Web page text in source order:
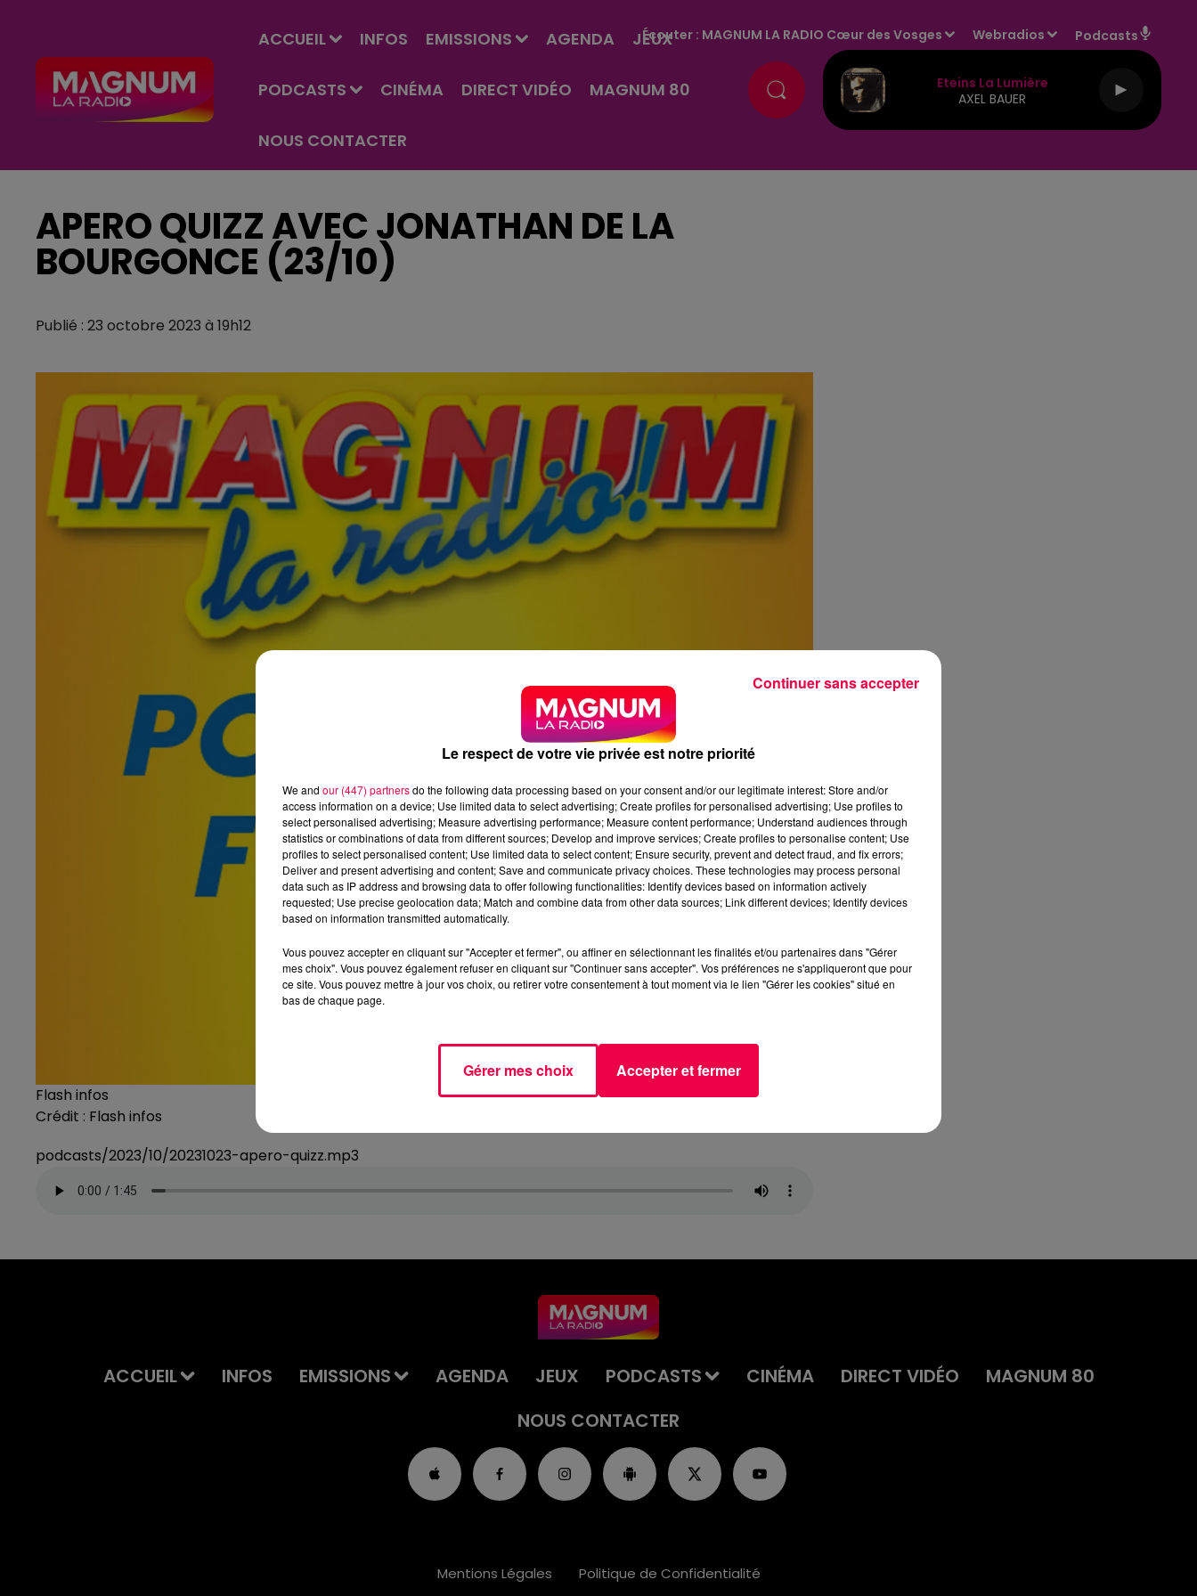
ACCUEIL INFOS EMISSIONS AGENDA JEUX
PODCASTS CINÉMA DIRECT VIDÉO MAGNUM 80
NOUS CONTACTER
Écouter : MAGNUM LA RADIO Cœur des Vosges Webradios Podcasts
Eteins La Lumière
AXEL BAUER
APERO QUIZZ AVEC JONATHAN DE LA
BOURGONCE (23/10)
Publié : 23 octobre 2023 à 19h12
Flash infos
Crédit : Flash infos
podcasts/2023/10/20231023-apero-quizz.mp3
ACCUEIL INFOS EMISSIONS AGENDA JEUX PODCASTS CINÉMA DIRECT VIDÉO
MAGNUM 80
NOUS CONTACTER
Mentions Légales Politique de Confidentialité
Le respect de votre vie privée est notre priorité
We and our (447) partnersdo the following data processing based on your consent and/or our legitimate interest: Store and/or
access information on a device; Use limited data to select advertising; Create profiles for personalised advertising; Use profiles to
select personalised advertising; Measure advertising performance; Measure content performance; Understand audiences through
statistics or combinations of data from different sources; Develop and improve services; Create profiles to personalise content; Use
profiles to select personalised content; Use limited data to select content; Ensure security, prevent and detect fraud, and fix errors;
Deliver and present advertising and content; Save and communicate privacy choices. These technologies may process personal
data such as IP address and browsing data to offer following functionalities: Identify devices based on information actively
requested; Use precise geolocation data; Match and combine data from other data sources; Link different devices; Identify devices
based on information transmitted automatically.
Vous pouvez accepter en cliquant sur "Accepter et fermer", ou affiner en sélectionnant les finalités et/ou partenaires dans "Gérer
mes choix". Vous pouvez également refuser en cliquant sur "Continuer sans accepter". Vos préférences ne s'appliqueront que pour
ce site. Vous pouvez mettre à jour vos choix, ou retirer votre consentement à tout moment via le lien "Gérer les cookies" situé en
bas de chaque page.
Gérer mes choix Accepter et fermer
Continuer sans accepter